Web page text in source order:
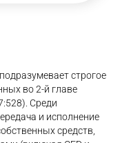
строгое
во 2-й главе
Среди
и исполнение
средств,